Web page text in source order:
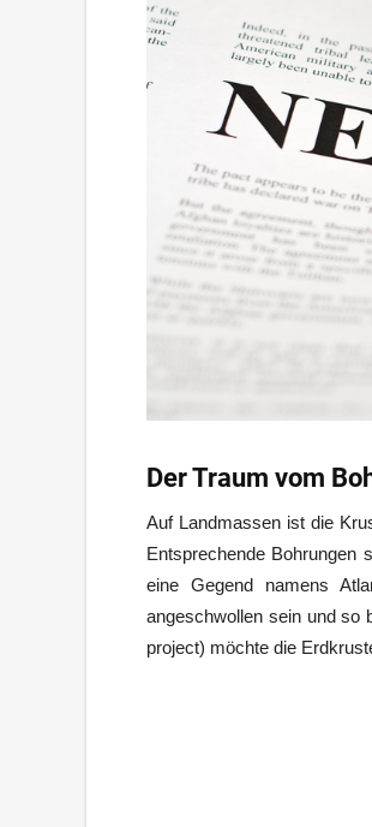
Der Traum vom
Auf Landmassen ist die
Entsprechende Bohrungen
eine Gegend namens
angeschwollen sein und so
project) möchte die